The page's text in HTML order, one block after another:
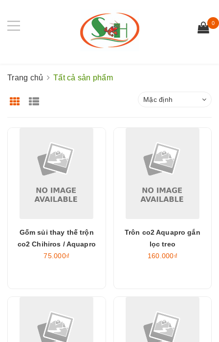
0
Trang chủ Tất cả sản phẩm
Mặc định
Gốm sủi thay thế trộn
co2 Chihiros / Aquapro
75.000₫
Trôn co2 Aquapro gắn
lọc treo
160.000₫